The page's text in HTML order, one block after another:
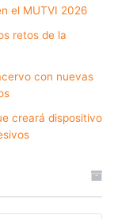
el MUTVI 2026
retos de la
con nuevas
creará dispositivo